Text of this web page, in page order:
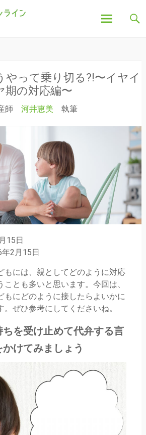
産婦人科オンラインジ
安や疑問、出産について、産後の豆知識など、全記
事を産婦人科医・助産師が執筆し、わかりやすく解
やって乗り切る?!〜イヤイ
期の対応編〜
師 河井恵美 執筆
15日
2月15日
もには、親としてどのように対応
ことも多いと思います。今回は、
もにどのように接したらよいかに
ぜひ参考にしてくださいね。
を受け止めて代弁する言
かけてみましょう